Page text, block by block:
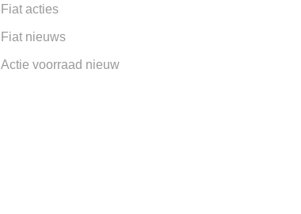
Fiat acties
Fiat nieuws
Actie voorraad nieuw